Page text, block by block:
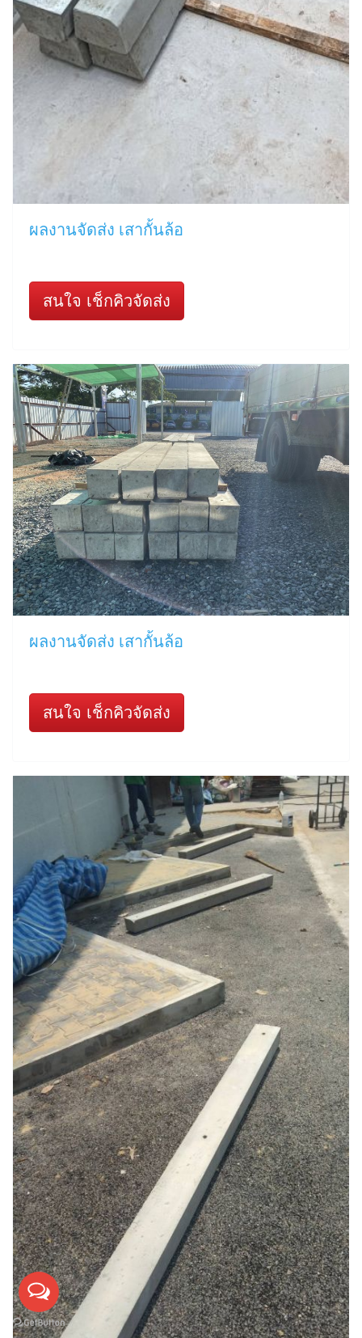
ผลงานจัดส่ง เสากั้นล้อ
สนใจ เช็กคิวจัดส่ง
ผลงานจัดส่ง เสากั้นล้อ
สนใจ เช็กคิวจัดส่ง